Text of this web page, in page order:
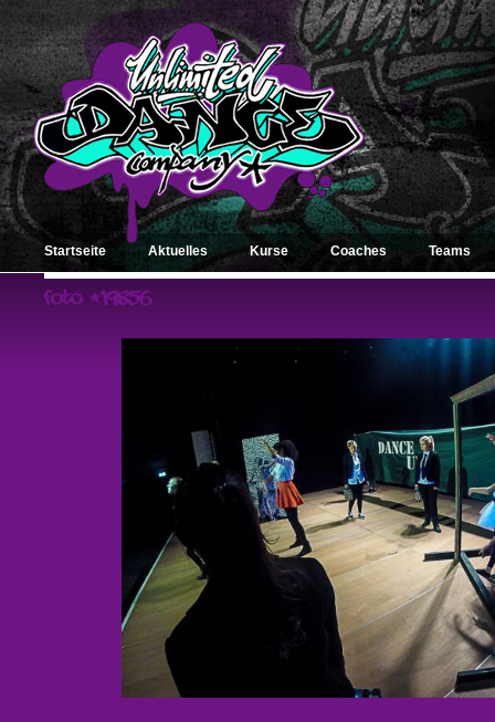
Startseite Aktuelles Kurse Coaches Teams